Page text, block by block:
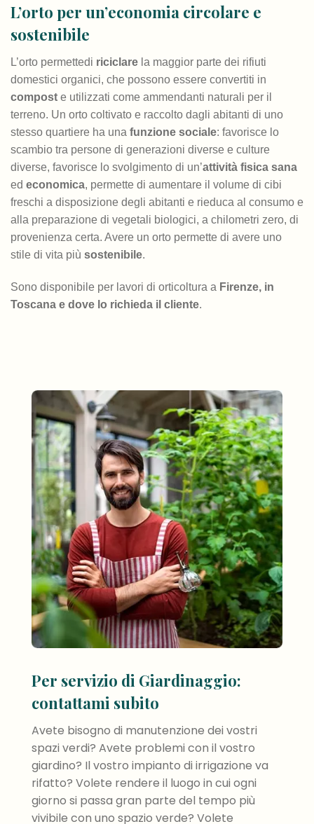
L’orto per un’economia circolare e
sostenibile
L’orto permettedi riciclare la maggior parte dei rifiuti
domestici organici, che possono essere convertiti in
compost e utilizzati come ammendanti naturali per il
terreno. Un orto coltivato e raccolto dagli abitanti di uno
stesso quartiere ha una funzione sociale: favorisce lo
scambio tra persone di generazioni diverse e culture
diverse, favorisce lo svolgimento di un’attività fisica sana
ed economica, permette di aumentare il volume di cibi
freschi a disposizione degli abitanti e rieduca al consumo e
alla preparazione di vegetali biologici, a chilometri zero, di
provenienza certa. Avere un orto permette di avere uno
stile di vita più sostenibile.
Sono disponibile per lavori di orticoltura a Firenze, in
Toscana e dove lo richieda il cliente.
Per servizio di Giardinaggio:
contattami subito
Avete bisogno di manutenzione dei vostri
spazi verdi? Avete problemi con il vostro
giardino? Il vostro impianto di irrigazione va
rifatto? Volete rendere il luogo in cui ogni
giorno si passa gran parte del tempo più
vivibile con uno spazio verde? Volete